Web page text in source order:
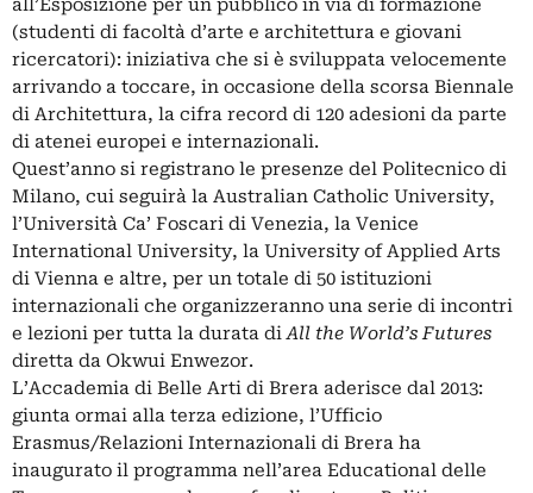
all’Esposizione per un pubblico in via di formazione
(studenti di facoltà d’arte e architettura e giovani
ricercatori): iniziativa che si è sviluppata velocemente
arrivando a toccare, in occasione della scorsa Biennale
di Architettura, la cifra record di 120 adesioni da parte
di atenei europei e internazionali.
Quest’anno si registrano le presenze del Politecnico di
Milano, cui seguirà la Australian Catholic University,
l’Università Ca’ Foscari di Venezia, la Venice
International University, la University of Applied Arts
di Vienna e altre, per un totale di 50 istituzioni
internazionali che organizzeranno una serie di incontri
e lezioni per tutta la durata diAll the World’s Futures
diretta da Okwui Enwezor.
L’Accademia di Belle Arti di Brera aderisce dal 2013:
giunta ormai alla terza edizione, l’Ufficio
Erasmus/Relazioni Internazionali di Brera ha
inaugurato il programma nell’area Educational delle